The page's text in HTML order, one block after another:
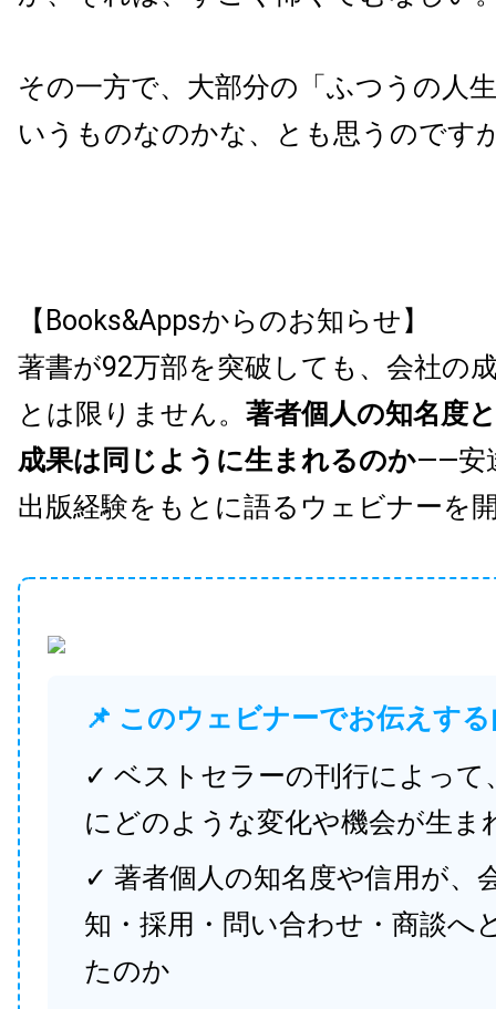
その一方で、大部分の「ふつうの人
いうものなのかな、とも思うのです
【Books&Appsからのお知らせ】
著書が92万部を突破しても、会社の
とは限りません。 著者個人の知名度
成果は同じように生まれるのか——安
出版経験をもとに語るウェビナーを
📌 このウェビナーでお伝えす
✓ ベストセラーの刊行によって
にどのような変化や機会が生ま
✓ 著者個人の知名度や信用が、
知・採用・問い合わせ・商談へ
たのか